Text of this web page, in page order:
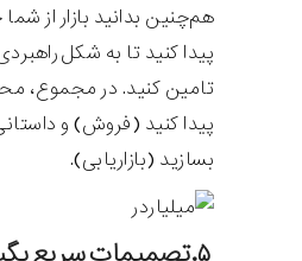
هم‌چنین بدانید بازار از
پیدا کنید تا به شکل راهبردی
تامین کنید. در مجموع،
پیدا کنید (فروش) و
بسازید (بازاریابی).